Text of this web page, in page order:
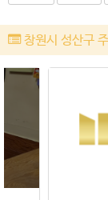
창원시 성산구